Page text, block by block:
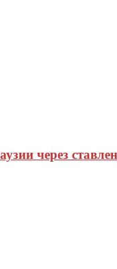
через